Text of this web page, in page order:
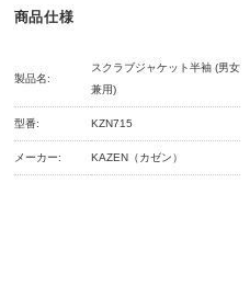
商品仕様
製品名:
スクラブジャケット半袖 (男女
兼用)
型番: KZN715
メーカー: KAZEN（カゼン）